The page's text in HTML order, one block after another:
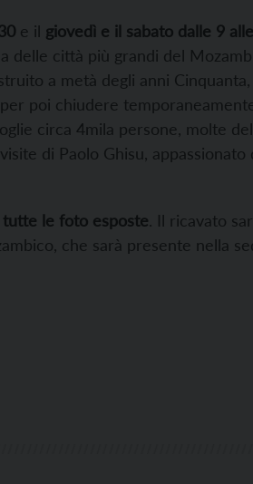
e il giovedì e il sabato dalle 9
delle città più grandi del
a metà degli anni Cinquanta,
poi chiudere
circa 4mila persone, molte
di Paolo Ghisu, appassionato
le foto esposte. Il ricavato
che sarà presente nella